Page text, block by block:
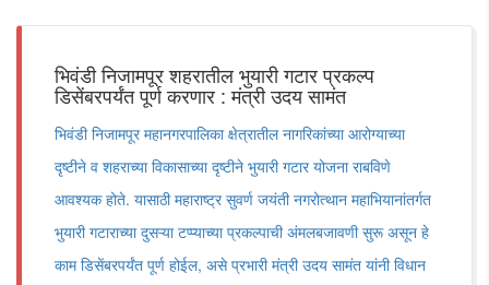
भिवंडी निजामपूर शहरातील भुयारी गटार प्रकल्प
डिसेंबरपर्यंत पूर्ण करणार : मंत्री उदय सामंत
भिवंडी निजामपूर महानगरपालिका क्षेत्रातील नागरिकांच्या आरोग्याच्या
दृष्टीने व शहराच्या विकासाच्या दृष्टीने भुयारी गटार योजना राबविणे
आवश्यक होते. यासाठी महाराष्ट्र सुवर्ण जयंती नगरोत्थान महाभियानांतर्गत
भुयारी गटाराच्या दुसऱ्या टप्प्याच्या प्रकल्पाची अंमलबजावणी सुरू असून हे
काम डिसेंबरपर्यंत पूर्ण होईल, असे प्रभारी मंत्री उदय सामंत यांनी विधान